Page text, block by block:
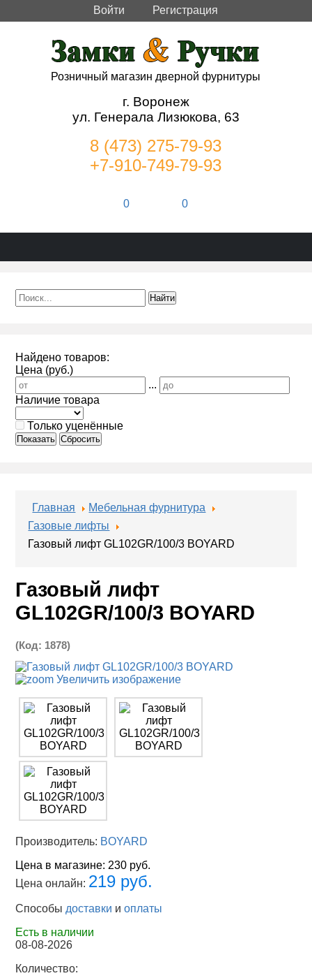
Войти Регистрация
Розничный магазин дверной фурнитуры
г. Воронеж
ул. Генерала Лизюкова, 63
8 (473) 275-79-93
+7-910-749-79-93
0 0
Найдено товаров:
Цена (руб.)
...
Наличие товара
Только уценённые
Показать Сбросить
Главная
Мебельная фурнитура
Газовые лифты
Газовый лифт GL102GR/100/3 BOYARD
Газовый лифт
GL102GR/100/3 BOYARD
(Код: 1878)
Увеличить изображение
Производитель: BOYARD
Цена в магазине: 230 руб.
Цена онлайн: 219 руб.
Способы доставки иоплаты
Есть в наличии
08-08-2026
Количество: